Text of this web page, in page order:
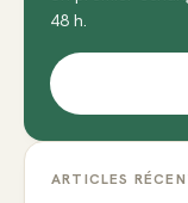
48 h.
ARTICLES